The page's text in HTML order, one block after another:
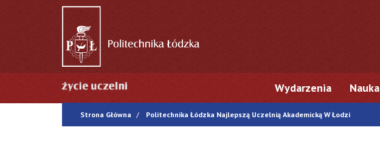
Główna
nawigacja
Wydarzenia Nauka
Strona Główna Politechnika Łódzka Najlepszą Uczelnią Akademicką W Łodzi